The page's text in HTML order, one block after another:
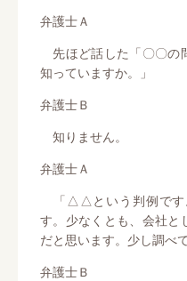
弁護士Ａ
先ほど話した「〇〇
知っていますか。」
弁護士Ｂ
知りません。
弁護士Ａ
「△△という判例です
す。少なくとも、会社と
だと思います。少し調べ
弁護士Ｂ